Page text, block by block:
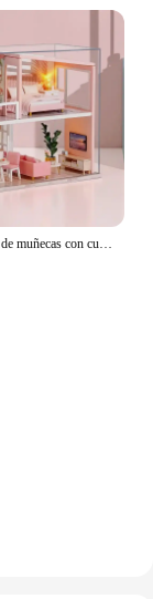
Kit de minicasa de muñecas con cubierta antipolvo, accesorios de madera para casa de muñecas, juguete para niños, regalo de cumpleaños y Navidad